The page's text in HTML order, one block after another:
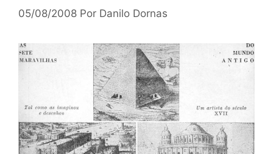
05/08/2008 Por Danilo Dornas